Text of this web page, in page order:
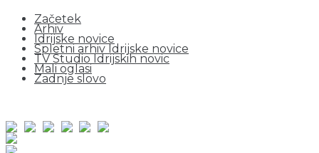
Začetek
Arhiv
Idrijske novice
Spletni arhiv Idrijske novice
TV Studio Idrijskih novic
Mali oglasi
Zadnje slovo